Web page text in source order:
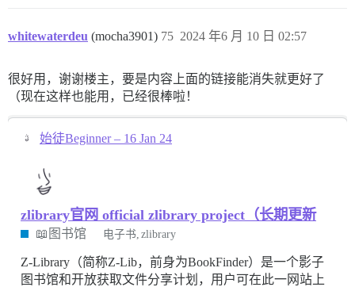
whitewaterdeu (mocha3901) 2024 年6 月 10 日 02:57
75
很好用，谢谢楼主，要是内容上面的链接能消失就更好了
（现在这样也能用，已经很棒啦！
始徒Beginner – 16 Jan 24
zlibrary官网 official zlibrary project（长期更新
📖图书馆 电子书 zlibrary
Z-Library（简称Z-Lib，前身为BookFinder）是一个影子
图书馆和开放获取文件分享计划，用户可在此一网站上